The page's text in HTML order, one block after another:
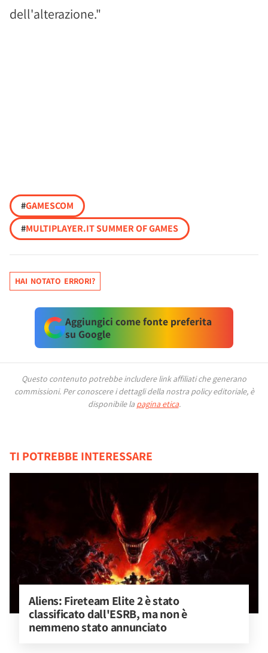
dell'alterazione."
#GAMESCOM
#MULTIPLAYER.IT SUMMER OF GAMES
HAI NOTATO ERRORI?
Aggiungici come fonte preferita
su Google
Questo contenuto potrebbe includere link affiliati che generano
commissioni. Per conoscere i dettagli della nostra policy editoriale, è
disponibile la pagina etica.
TI POTREBBE INTERESSARE
Aliens: Fireteam Elite 2 è stato
classificato dall'ESRB, ma non è
nemmeno stato annunciato